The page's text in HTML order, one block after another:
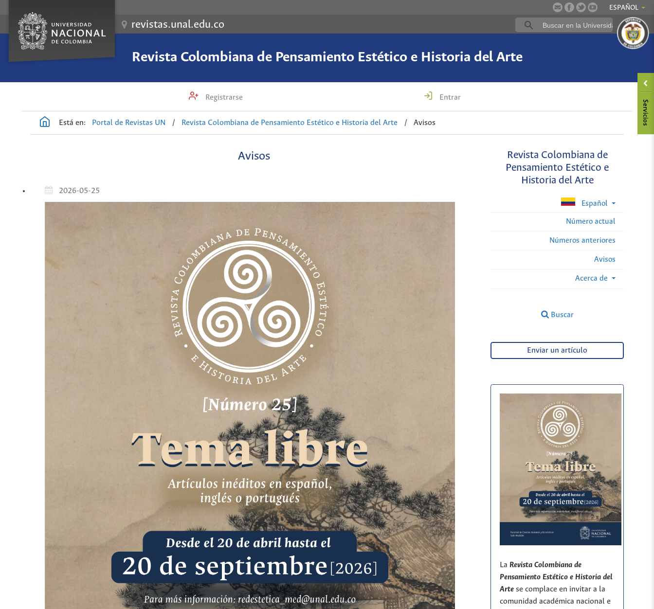
ESPAÑOL
revistas.unal.edu.co
Revista Colombiana de Pensamiento Estético e Historia del Arte
Registrarse Entrar
Está en: Portal de Revistas UN / Revista Colombiana de Pensamiento Estético e Historia del Arte / Avisos
Revista Colombiana de
Pensamiento Estético e
Historia del Arte
Español
Número actual
Números anteriores
Avisos
Acerca de
Buscar
Avisos
2026-05-25
Enviar un artículo
La Revista Colombiana de
Pensamiento Estético e Historia del
Arte se complace en invitar a la
comunidad académica nacional e